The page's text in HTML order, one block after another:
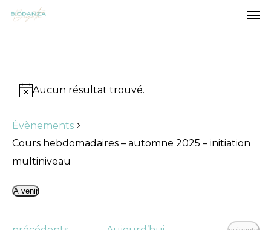
Skip
Notice
Aucun résultat trouvé.
Évènements
Cours hebdomadaires – automne 2025 – initiation
multiniveau
À venir
une